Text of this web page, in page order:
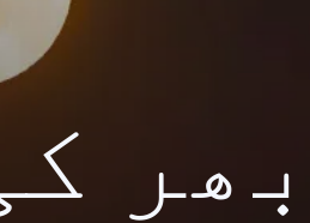
بھر